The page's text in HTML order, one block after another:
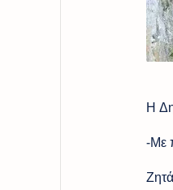
Η
-Με